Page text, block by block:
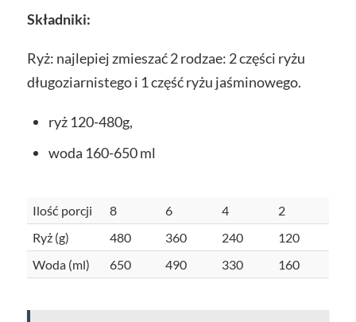
Składniki:
Ryż: najlepiej zmieszać 2 rodzae: 2 części ryżu
długoziarnistego i 1 część ryżu jaśminowego.
ryż 120-480g,
woda 160-650 ml
Ilość porcji 8 6 4
2
Ryż (g)
480 360 240
120
Woda (ml)
650 490 330 160